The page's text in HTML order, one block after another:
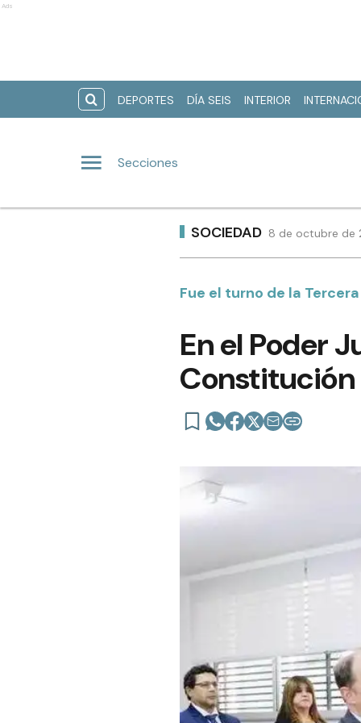
Ads
DEPORTES DÍA SEIS INTERIOR
Secciones
SOCIEDAD 8 de octubre de
Fue el turno de la
En el Poder